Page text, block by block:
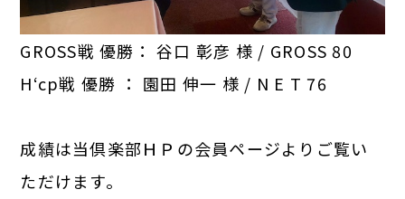
GROSS戦 優勝： 谷口 彰彦 様 / GROSS 80
H‘cp戦 優勝 ： 園田 伸一 様 / N E T 76
成績は当倶楽部ＨＰの会員ページよりご覧い
ただけます。